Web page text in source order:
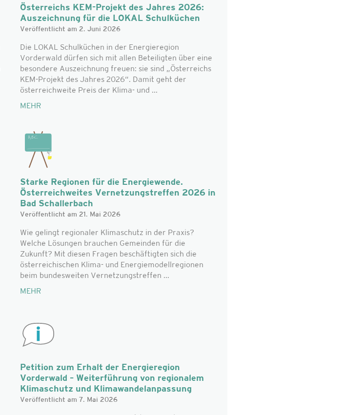
Österreichs KEM-Projekt des Jahres 2026:
Auszeichnung für die LOKAL Schulküchen
Veröffentlicht am 2. Juni 2026
Die LOKAL Schulküchen in der Energieregion
Vorderwald dürfen sich mit allen Beteiligten über eine
besondere Auszeichnung freuen: sie sind „Österreichs
KEM-Projekt des Jahres 2026“. Damit geht der
österreichweite Preis der Klima- und ...
MEHR
Starke Regionen für die Energiewende.
Österreichweites Vernetzungstreffen 2026 in
Bad Schallerbach
Veröffentlicht am 21. Mai 2026
Wie gelingt regionaler Klimaschutz in der Praxis?
Welche Lösungen brauchen Gemeinden für die
Zukunft? Mit diesen Fragen beschäftigten sich die
österreichischen Klima- und Energiemodellregionen
beim bundesweiten Vernetzungstreffen ...
MEHR
Petition zum Erhalt der Energieregion
Vorderwald – Weiterführung von regionalem
Klimaschutz und Klimawandelanpassung
Veröffentlicht am 7. Mai 2026